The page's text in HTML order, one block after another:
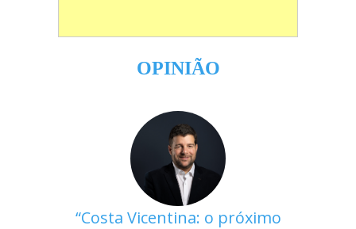
OPINIÃO
Costa Vicentina: o próximo